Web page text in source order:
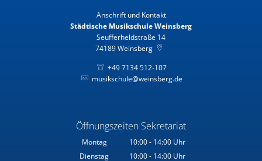
Anschrift und Kontakt
Städtische Musikschule Weinsberg
Seufferheldstraße 14
74189Weinsberg
+49 7134 512-107
musikschule@weinsberg.de
Öffnungszeiten Sekretariat
Montag 10:00- 14:00 Uhr
Von 10:00 bis 14:00 Uhr
Dienstag 10:00- 14:00 Uhr